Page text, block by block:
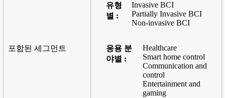
포함된 세그먼트
유형
별 :
Invasive BCI
Partially Invasive BCI
Non-invasive BCI
응용 분
야별 :
Healthcare
Smart home control
Communication and
control
Entertainment and
gaming